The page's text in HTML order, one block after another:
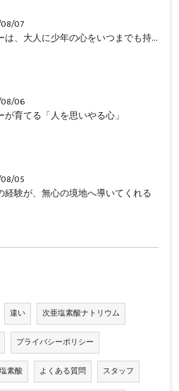
07
ラグビーは、大人に少年の心をいつまでも持ち続けさせる
06
が育てる「人を思いやる心」
05
経験が、無心の境地へ導いてくれる
違い 次亜塩素酸ナトリウム
プライバシーポリシー
素酸 よくある質問 スタッフ